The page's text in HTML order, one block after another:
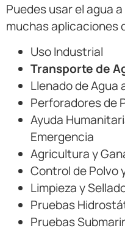
Puedes usar el agua
muchas aplicaciones
Uso Industrial
Transporte de
Llenado de Agua
Perforadores de
Ayuda
Emergencia
Agricultura y
Control de Polvo
Limpieza y
Pruebas
Pruebas